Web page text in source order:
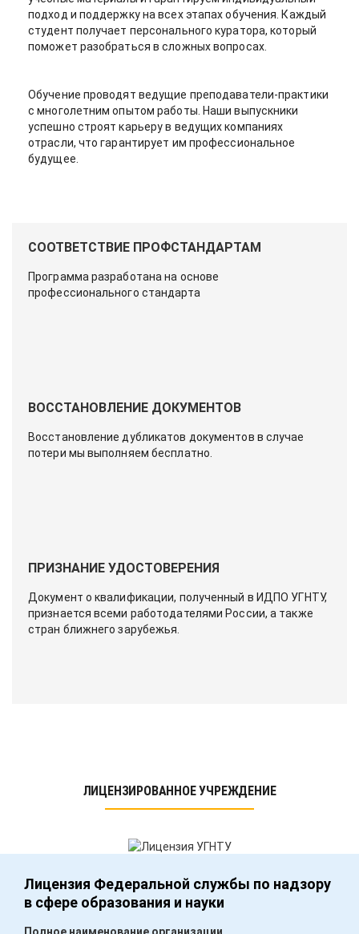
подход и поддержку на всех этапах обучения. Каждый
студент получает персонального куратора, который
поможет разобраться в сложных вопросах.
Обучение проводят ведущие преподаватели-практики
с многолетним опытом работы. Наши выпускники
успешно строят карьеру в ведущих компаниях
отрасли, что гарантирует им профессиональное
будущее.
СООТВЕТСТВИЕ ПРОФСТАНДАРТАМ
Программа разработана на основе
профессионального стандарта
ВОССТАНОВЛЕНИЕ ДОКУМЕНТОВ
Восстановление дубликатов документов в случае
потери мы выполняем бесплатно.
ПРИЗНАНИЕ УДОСТОВЕРЕНИЯ
Документ о квалификации, полученный в ИДПО УГНТУ,
признается всеми работодателями России, а также
стран ближнего зарубежья.
ЛИЦЕНЗИРОВАННОЕ УЧРЕЖДЕНИЕ
Лицензия Федеральной службы по надзору
в сфере образования и науки